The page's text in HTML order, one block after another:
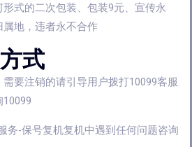
式的二次包装、包装9元、宣传永
地，违者永不合作
式
要注销的请引导用户拨打10099客服
务-保号复机复机中遇到任何问题咨询